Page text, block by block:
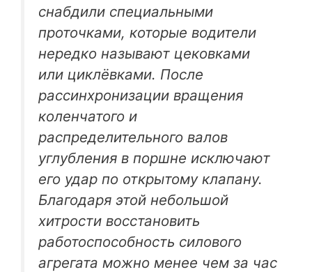
снабдили специальными
проточками, которые водители
нередко называют цековками
или циклёвками. После
рассинхронизации вращения
коленчатого и
распределительного валов
углубления в поршне исключают
его удар по открытому клапану.
Благодаря этой небольшой
хитрости восстановить
работоспособность силового
агрегата можно менее чем за час